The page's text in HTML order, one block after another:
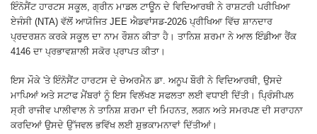
ਇੰਨੋਸੈਂਟ ਹਾਰਟਸ ਸਕੂਲ, ਗ੍ਰੀਨ ਮਾਡਲ ਟਾਊਨ ਦੇ ਵਿਦਿਆਰਥੀ ਨੇ ਰਾਸ਼ਟਰੀ ਪਰੀਖਿਆ
ਏਜੰਸੀ (NTA) ਵੱਲੋਂ ਆਯੋਜਿਤ JEE ਐਡਵਾਂਸਡ-2026 ਪ੍ਰੀਖਿਆ ਵਿੱਚ ਸ਼ਾਨਦਾਰ
ਪ੍ਰਦਰਸ਼ਨ ਕਰਕੇ ਸਕੂਲ ਦਾ ਨਾਮ ਰੌਸ਼ਨ ਕੀਤਾ ਹੈ। ਤਾਨਿਸ਼ ਸ਼ਰਮਾ ਨੇ ਆਲ ਇੰਡੀਆ ਰੈਂਕ
4146 ਦਾ ਪ੍ਰਭਾਵਸ਼ਾਲੀ ਸਕੋਰ ਪ੍ਰਾਪਤ ਕੀਤਾ।
ਇਸ ਮੌਕੇ 'ਤੇ ਇੰਨੋਸੈਂਟ ਹਾਰਟਸ ਦੇ ਚੇਅਰਮੈਨ ਡਾ. ਅਨੂਪ ਬੌਰੀ ਨੇ ਵਿਦਿਆਰਥੀ, ਉਸਦੇ
ਮਾਪਿਆਂ ਅਤੇ ਸਟਾਫ ਮੈਂਬਰਾਂ ਨੂੰ ਇਸ ਵਿਲੱਖਣ ਸਫਲਤਾ ਲਈ ਵਧਾਈ ਦਿੱਤੀ। ਪ੍ਰਿੰਸੀਪਲ
ਸ੍ਰੀ ਰਾਜੀਵ ਪਾਲੀਵਾਲ ਨੇ ਤਾਨਿਸ਼ ਸ਼ਰਮਾ ਦੀ ਮਿਹਨਤ, ਲਗਨ ਅਤੇ ਸਮਰਪਣ ਦੀ ਸਰਾਹਨਾ
ਕਰਦਿਆਂ ਉਸਦੇ ਉੱਜਵਲ ਭਵਿੱਖ ਲਈ ਸ਼ੁਭਕਾਮਨਾਵਾਂ ਦਿੱਤੀਆਂ।